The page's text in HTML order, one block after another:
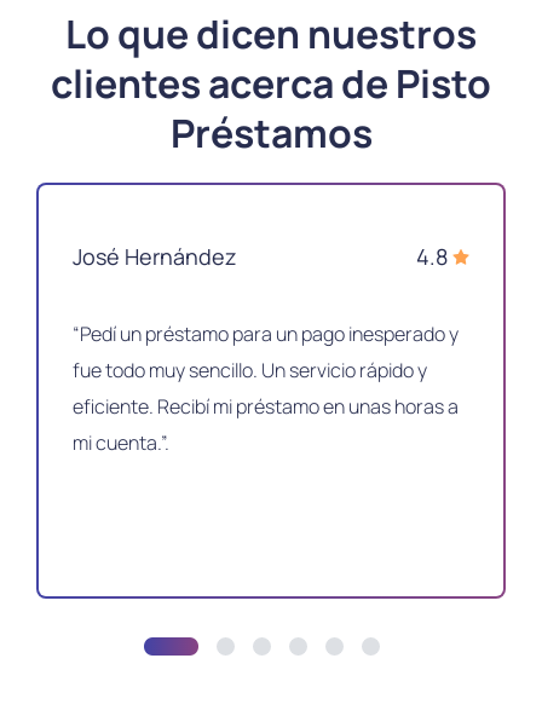
Lo que dicen nuestros
clientes acerca de Pisto
Préstamos
José Hernández 4.8
“Pedí un préstamo para un pago inesperado y
fue todo muy sencillo. Un servicio rápido y
eficiente. Recibí mi préstamo en unas horas a
mi cuenta.”.